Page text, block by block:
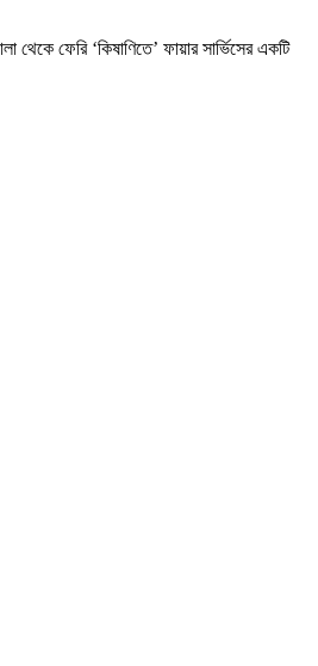
ফেরি ‘কিষাণিতে’ ফায়ার সার্ভিসের একটি